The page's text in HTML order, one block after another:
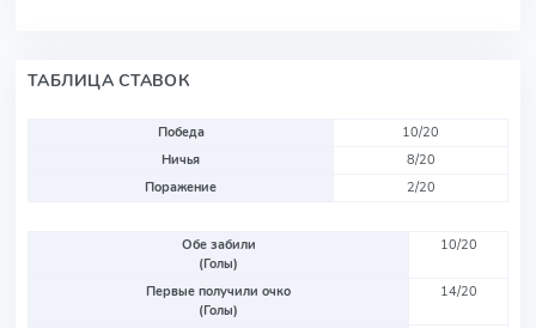
ТАБЛИЦА СТАВОК
Победа
10/20
Ничья
8/20
Поражение
2/20
Обе забили
(Голы)
10/20
Первые получили очко
(Голы)
14/20